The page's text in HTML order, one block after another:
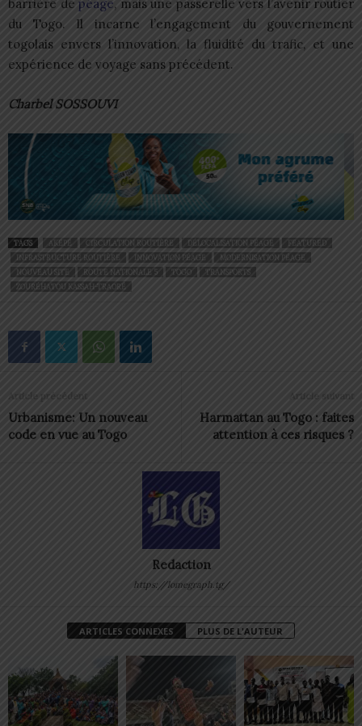
barrière de péage, mais une passerelle vers l’avenir routier
du Togo. Il incarne l’engagement du gouvernement
togolais envers l’innovation, la fluidité du trafic, et une
expérience de voyage sans précédent.
Charbel SOSSOUVI
TAGS AKÉPÉ CIRCULATION ROUTIÈRE DÉLOCALISATION PÉAGE
FEATURED
INFRASTRUCTURE ROUTIÈRE
INNOVATION PÉAGE
MODERNISATION PÉAGE
NOUVEAU SITE
ROUTE NATIONALE 5 TOGO
TRANSPORTS
ZOURÉHATOU KASSAH-TRAORÉ
Article précédent
Urbanisme: Un nouveau
code en vue au Togo
Article suivant
Harmattan au Togo : faites
attention à ces risques ?
Redaction
https://lomegraph.tg/
ARTICLES CONNEXES PLUS DE L'AUTEUR